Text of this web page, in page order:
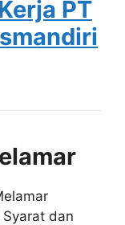
PT
dan